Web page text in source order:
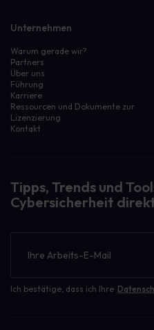
Unternehmen
Warum gerade wir?
Partners
Über uns
Führung
Karriere
Ressourcen und Dokumente zur
Lizenzierung
Kontakt
Tipps, Trends und
Cybersicherheit
Ich bestätige, dass ich Ihre